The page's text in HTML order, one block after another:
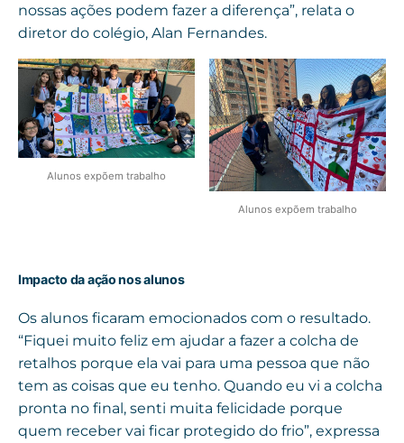
nossas ações podem fazer a diferença”, relata o
diretor do colégio, Alan Fernandes.
Alunos expõem trabalho
Alunos expõem trabalho
Impacto da ação nos alunos
Os alunos ficaram emocionados com o resultado.
“Fiquei muito feliz em ajudar a fazer a colcha de
retalhos porque ela vai para uma pessoa que não
tem as coisas que eu tenho. Quando eu vi a colcha
pronta no final, senti muita felicidade porque
quem receber vai ficar protegido do frio”, expressa